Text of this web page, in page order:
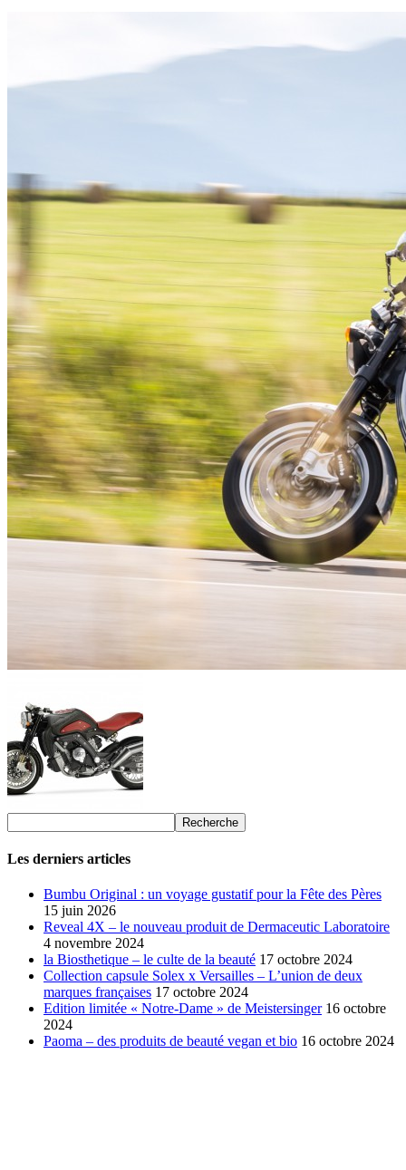
Les derniers articles
Bumbu Original : un voyage gustatif pour la Fête des Pères
15 juin 2026
Reveal 4X – le nouveau produit de Dermaceutic Laboratoire
4 novembre 2024
la Biosthetique – le culte de la beauté 17 octobre 2024
Collection capsule Solex x Versailles – L’union de deux
marques françaises 17 octobre 2024
Edition limitée « Notre-Dame » de Meistersinger 16 octobre
2024
Paoma – des produits de beauté vegan et bio 16 octobre 2024